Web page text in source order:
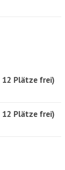
12 Plätze frei)
12 Plätze frei)